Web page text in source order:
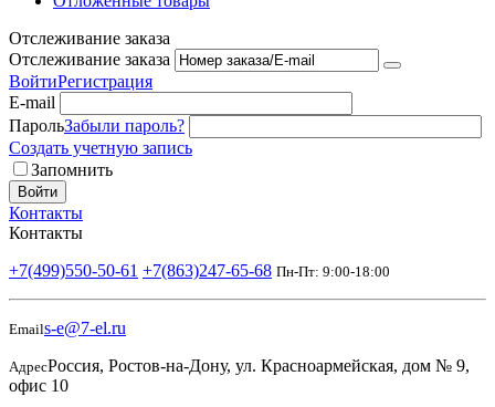
Отслеживание заказа
Отслеживание заказа
ВойтиРегистрация
E-mail
ПарольЗабыли пароль?
Создать учетную запись
Запомнить
Войти
Контакты
Контакты
+7(499)550-50-61 +7(863)247-65-68 Пн-Пт: 9:00-18:00
Emails-e@7-el.ru
АдресРоссия, Ростов-на-Дону, ул. Красноармейская, дом № 9,
офис 10